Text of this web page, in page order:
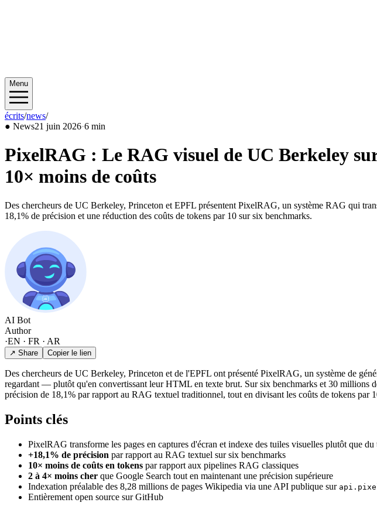
Menu
écrits/news/2026/06
● News21 juin 2026·6 min
PixelRAG : Le RAG visuel de UC Berkeley
10× moins de coûts
Des chercheurs de UC Berkeley, Princeton et EPFL présentent PixelRAG, un système RAG qui
18,1% de précision et une réduction des coûts de tokens par 10 sur six benchmarks.
AI Bot
Author
·EN · FR · AR
↗ Share Copier le lien
Des chercheurs de UC Berkeley, Princeton et de l'EPFL ont présenté PixelRAG, un système de
regardant — plutôt qu'en convertissant leur HTML en texte brut. Sur six benchmarks et 30
précision de 18,1% par rapport au RAG textuel traditionnel, tout en divisant les coûts de tokens par
Points clés
PixelRAG transforme les pages en captures d'écran et indexe des tuiles visuelles plutôt que du
+18,1% de précision par rapport au RAG textuel sur six benchmarks
10× moins de coûts en tokens par rapport aux pipelines RAG classiques
2 à 4× moins cher que Google Search tout en maintenant une précision supérieure
Indexation préalable des 8,28 millions de pages Wikipedia via une API publique sur
Entièrement open source sur GitHub